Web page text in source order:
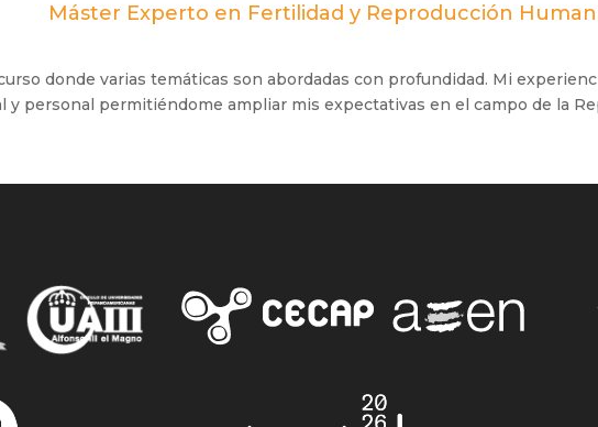
Máster Experto en Fertilidad y Reproducción
donde varias temáticas son abordadas con profundidad. Mi
y personal permitiéndome ampliar mis expectativas en el campo de la